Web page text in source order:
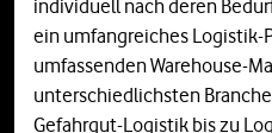
individuell nach deren
ein umfangreiches Logistik-
umfassenden Warehouse-
unterschiedlichsten
Gefahrgut-Logistik bis zu